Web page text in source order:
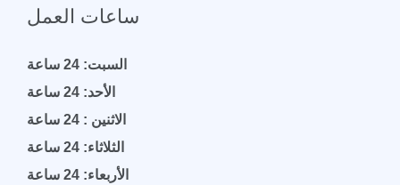
ساعات العمل
السبت: 24 ساعة
الأحد: 24 ساعة
الاثنين : 24 ساعة
الثلاثاء: 24 ساعة
الأربعاء: 24 ساعة